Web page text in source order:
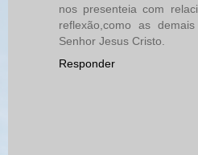
nos presenteia com
reflexão,como as
Senhor Jesus Cristo.
Responder